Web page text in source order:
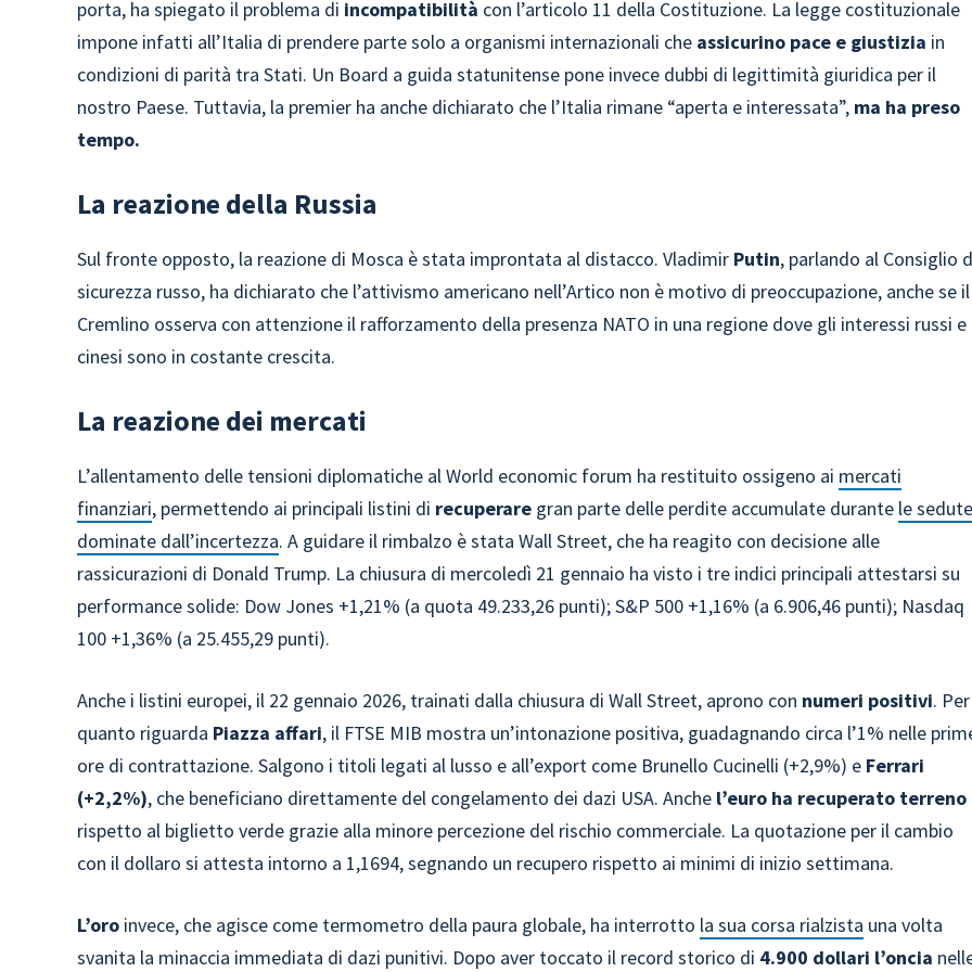
porta, ha spiegato il problema di incompatibilità con l’articolo 11 della Costituzione. La legge costituzionale
impone infatti all’Italia di prendere parte solo a organismi internazionali che assicurino pace e giustizia in
condizioni di parità tra Stati. Un Board a guida statunitense pone invece dubbi di legittimità giuridica per il
nostro Paese. Tuttavia, la premier ha anche dichiarato che l’Italia rimane “aperta e interessata”, ma ha preso
tempo.
La reazione della Russia
Sul fronte opposto, la reazione di Mosca è stata improntata al distacco. Vladimir Putin, parlando al Consiglio
sicurezza russo, ha dichiarato che l’attivismo americano nell’Artico non è motivo di preoccupazione, anche se il
Cremlino osserva con attenzione il rafforzamento della presenza NATO in una regione dove gli interessi russi e
cinesi sono in costante crescita.
La reazione dei mercati
L’allentamento delle tensioni diplomatiche al World economic forum ha restituito ossigeno ai mercati
finanziari, permettendo ai principali listini di recuperare gran parte delle perdite accumulate durante le
dominate dall’incertezza. A guidare il rimbalzo è stata Wall Street, che ha reagito con decisione alle
rassicurazioni di Donald Trump. La chiusura di mercoledì 21 gennaio ha visto i tre indici principali attestarsi su
performance solide: Dow Jones +1,21% (a quota 49.233,26 punti); S&P 500 +1,16% (a 6.906,46 punti); Nasdaq
100 +1,36% (a 25.455,29 punti).
Anche i listini europei, il 22 gennaio 2026, trainati dalla chiusura di Wall Street, aprono con numeri positivi. Per
quanto riguarda Piazza affari, il FTSE MIB mostra un’intonazione positiva, guadagnando circa l’1% nelle
ore di contrattazione. Salgono i titoli legati al lusso e all’export come Brunello Cucinelli (+2,9%) e Ferrari
(+2,2%), che beneficiano direttamente del congelamento dei dazi USA. Anche l’euro ha recuperato terreno
rispetto al biglietto verde grazie alla minore percezione del rischio commerciale. La quotazione per il cambio
con il dollaro si attesta intorno a 1,1694, segnando un recupero rispetto ai minimi di inizio settimana.
L’oro invece, che agisce come termometro della paura globale, ha interrotto la sua corsa rialzista una volta
svanita la minaccia immediata di dazi punitivi. Dopo aver toccato il record storico di 4.900 dollari l’oncia